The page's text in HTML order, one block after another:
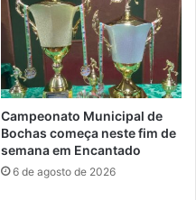
Campeonato Municipal de
Bochas começa neste fim de
semana em Encantado
6 de agosto de 2026